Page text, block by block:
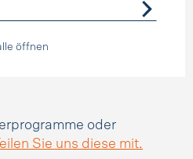
öffnen
oder
Teilen Sie uns diese mit.